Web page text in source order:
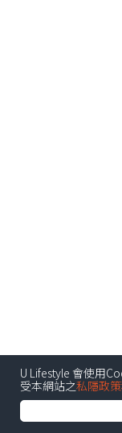
U Lifestyle 會使用
受本網站之私隱政